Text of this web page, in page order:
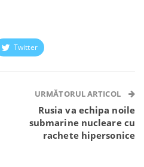
Twitter
Viber
URMĂTORUL ARTICOL
Rusia va echipa noile
submarine nucleare cu
rachete hipersonice